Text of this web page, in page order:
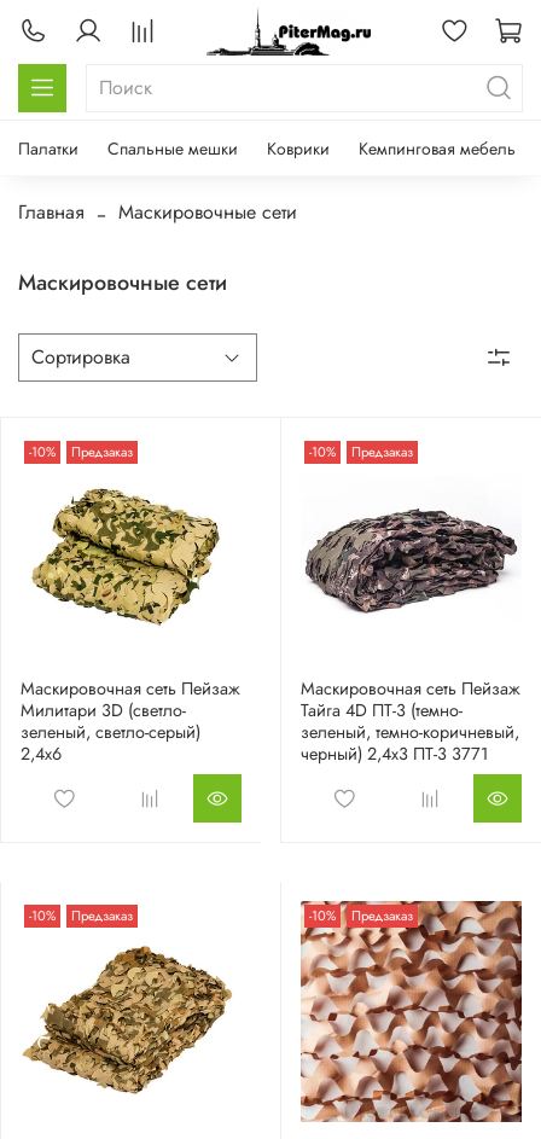
Палатки Спальные мешки Коврики Кемпинговая мебель
Главная Маскировочные сети
Маскировочные сети
-10% Предзаказ
Маскировочная сеть Пейзаж
Милитари 3D (светло-
зеленый, светло-серый)
2,4х6
-10% Предзаказ
Маскировочная сеть Пейзаж
Тайга 4D ПТ-3 (темно-
зеленый, темно-коричневый,
черный) 2,4х3 ПТ-3 3771
-10% Предзаказ -10% Предзаказ